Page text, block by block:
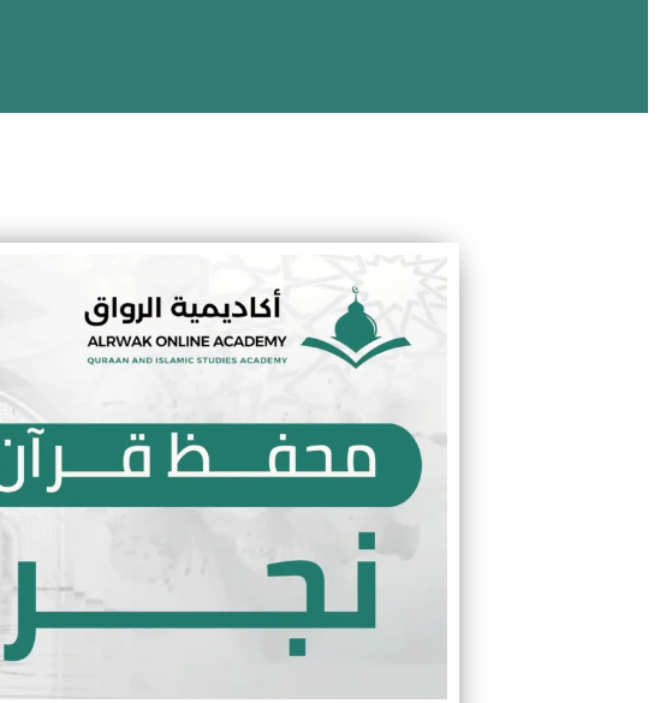
تحفيظ قرآن، تجويد، فقة، تفسير، سيرة،
بحصص فردية مرنة
احصل على حصة